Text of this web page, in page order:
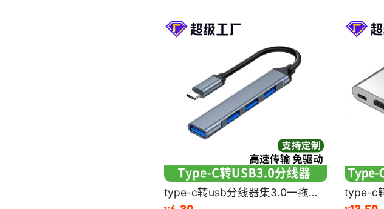
十合一HDMI4K+USB3.0+USB2.0*3+USB-C+PD100W+SD/TF+百兆网口 21
十二合一HDMI4K+VGA+USB3.0+USB2.0+Type-c+PD+SD/TF+音频+百兆
十二合一HDMI4K+VGA+USB3.0+2.0*2+Type-c+PD+SD/TF+音频+百兆